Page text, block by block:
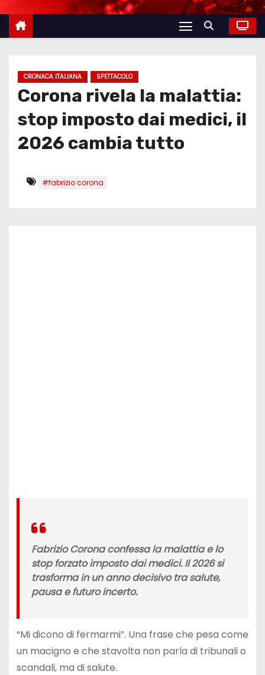
CRONACA ITALIANA SPETTACOLO
Corona rivela la malattia:
stop imposto dai medici, il
2026 cambia tutto
#fabrizio corona
Fabrizio Corona confessa la malattia e lo
stop forzato imposto dai medici. Il 2026 si
trasforma in un anno decisivo tra salute,
pausa e futuro incerto.
“Mi dicono di fermarmi”. Una frase che pesa come
un macigno e che stavolta non parla di tribunali o
scandali, ma di salute.